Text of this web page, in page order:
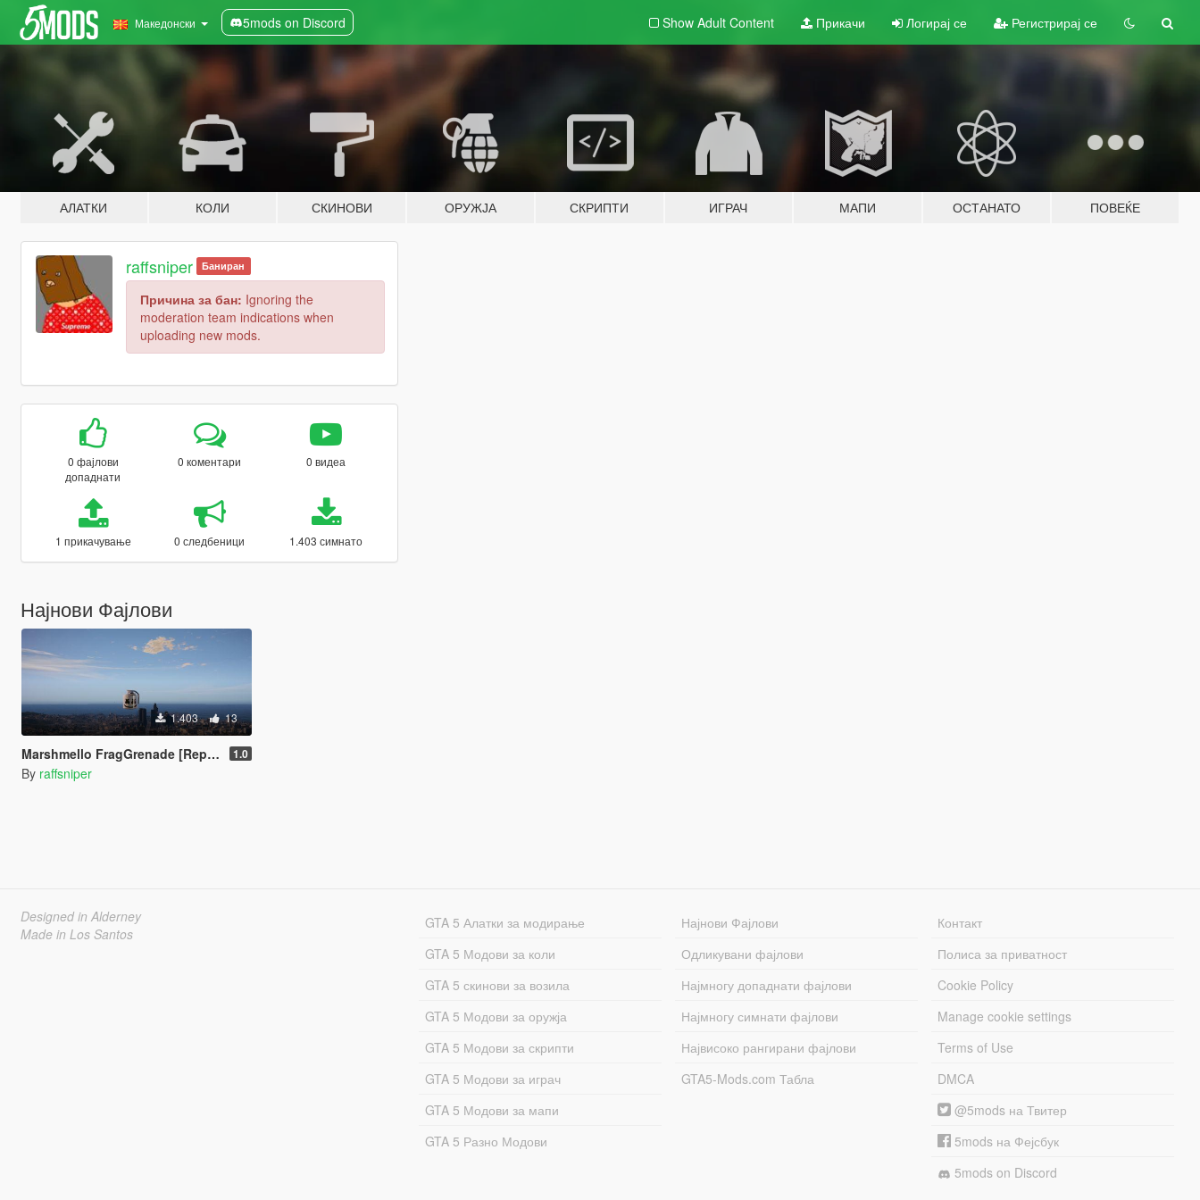
Македонски 5mods on Discord Show Adult Content Прикачи Логирај се Регистрирај се
АЛАТКИ КОЛИ СКИНОВИ ОРУЖЈА СКРИПТИ ИГРАЧ МАПИ ОСТАНАТО ПОВЕЌЕ
raffsniper Баниран
Причина за бан: Ignoring the
moderation team indications when
uploading new mods.
0 фајлови
допаднати
0 коментари 0 видеа
1 прикачување 0 следбеници 1.403 симнато
Најнови Фајлови
1.403 13
Marshmello FragGrenade [Replace] 1.0
By raffsniper
Designed in Alderney
Made in Los Santos
GTA 5 Алатки за модирање
GTA 5 Модови за коли
GTA 5 скинови за возила
GTA 5 Модови за оружја
GTA 5 Модови за скрипти
GTA 5 Модови за играч
GTA 5 Модови за мапи
GTA 5 Разно Модови
Најнови Фајлови
Одликувани фајлови
Најмногу допаднати фајлови
Најмногу симнати фајлови
Највисоко рангирани фајлови
GTA5-Mods.com Табла
Контакт
Полиса за приватност
Cookie Policy
Manage cookie settings
Terms of Use
DMCA
@5mods на Твитер
5mods на Фејсбук
5mods on Discord